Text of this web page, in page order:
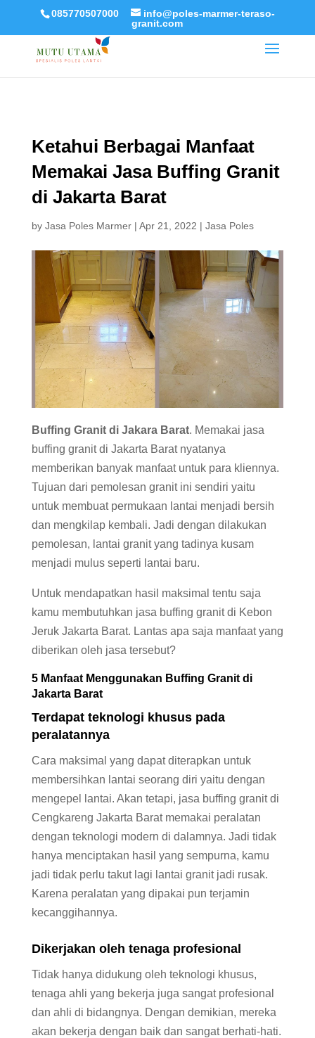
085770507000
info@poles-marmer-teraso-
granit.com
Ketahui Berbagai Manfaat
Memakai Jasa Buffing Granit
di Jakarta Barat
by Jasa Poles Marmer| Apr 21, 2022 | Jasa Poles
Buffing Granit di Jakara Barat. Memakai jasa
buffing granit di Jakarta Barat nyatanya
memberikan banyak manfaat untuk para kliennya.
Tujuan dari pemolesan granit ini sendiri yaitu
untuk membuat permukaan lantai menjadi bersih
dan mengkilap kembali. Jadi dengan dilakukan
pemolesan, lantai granit yang tadinya kusam
menjadi mulus seperti lantai baru.
Untuk mendapatkan hasil maksimal tentu saja
kamu membutuhkan jasa buffing granit di Kebon
Jeruk Jakarta Barat. Lantas apa saja manfaat yang
diberikan oleh jasa tersebut?
5 Manfaat Menggunakan Buffing Granit di
Jakarta Barat
Terdapat teknologi khusus pada
peralatannya
Cara maksimal yang dapat diterapkan untuk
membersihkan lantai seorang diri yaitu dengan
mengepel lantai. Akan tetapi, jasa buffing granit di
Cengkareng Jakarta Barat memakai peralatan
dengan teknologi modern di dalamnya. Jadi tidak
hanya menciptakan hasil yang sempurna, kamu
jadi tidak perlu takut lagi lantai granit jadi rusak.
Karena peralatan yang dipakai pun terjamin
kecanggihannya.
Dikerjakan oleh tenaga profesional
Tidak hanya didukung oleh teknologi khusus,
tenaga ahli yang bekerja juga sangat profesional
dan ahli di bidangnya. Dengan demikian, mereka
akan bekerja dengan baik dan sangat berhati-hati.